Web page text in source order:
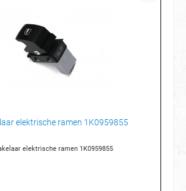
elektrische ramen 1K0959855
elektrische ramen 1K0959855